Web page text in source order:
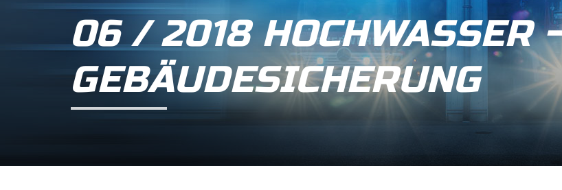
06 / 2018 HOCHWASSER -
GEBÄUDESICHERUNG